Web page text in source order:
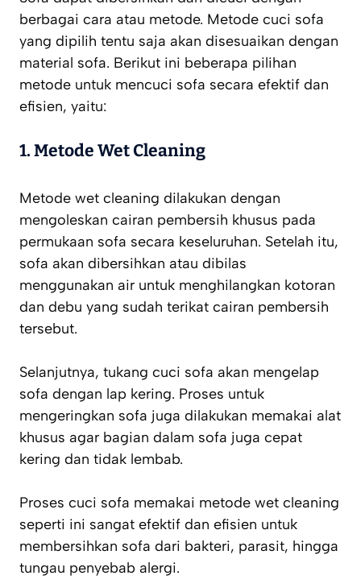
berbagai cara atau metode. Metode cuci sofa
yang dipilih tentu saja akan disesuaikan dengan
material sofa. Berikut ini beberapa pilihan
metode untuk mencuci sofa secara efektif dan
efisien, yaitu:
1. Metode Wet Cleaning
Metode wet cleaning dilakukan dengan
mengoleskan cairan pembersih khusus pada
permukaan sofa secara keseluruhan. Setelah itu,
sofa akan dibersihkan atau dibilas
menggunakan air untuk menghilangkan kotoran
dan debu yang sudah terikat cairan pembersih
tersebut.
Selanjutnya, tukang cuci sofa akan mengelap
sofa dengan lap kering. Proses untuk
mengeringkan sofa juga dilakukan memakai alat
khusus agar bagian dalam sofa juga cepat
kering dan tidak lembab.
Proses cuci sofa memakai metode wet cleaning
seperti ini sangat efektif dan efisien untuk
membersihkan sofa dari bakteri, parasit, hingga
tungau penyebab alergi.